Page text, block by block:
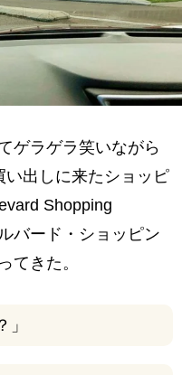
ゲラゲラ笑いながら
出しに来たショッピ
Shopping
バード・ショッピン
てきた。
」